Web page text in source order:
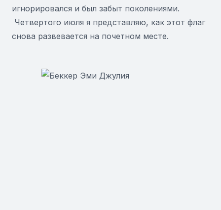
игнорировался и был забыт поколениями.
Четвертого июля я представляю, как этот флаг
снова развевается на почетном месте.